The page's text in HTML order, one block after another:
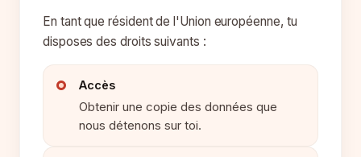
En tant que résident de l'Union européenne, tu
disposes des droits suivants :
Accès
Obtenir une copie des données que
nous détenons sur toi.